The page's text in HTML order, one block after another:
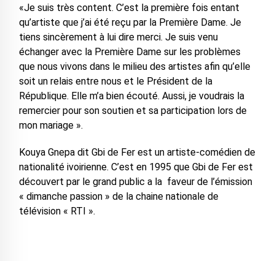
«Je suis très content. C’est la première fois entant
qu’artiste que j’ai été reçu par la Première Dame. Je
tiens sincèrement à lui dire merci. Je suis venu
échanger avec la Première Dame sur les problèmes
que nous vivons dans le milieu des artistes afin qu’elle
soit un relais entre nous et le Président de la
République. Elle m’a bien écouté. Aussi, je voudrais la
remercier pour son soutien et sa participation lors de
mon mariage ».
Kouya Gnepa dit Gbi de Fer est un artiste-comédien de
nationalité ivoirienne. C’est en 1995 que Gbi de Fer est
découvert par le grand public a la faveur de l’émission
« dimanche passion » de la chaine nationale de
télévision « RTI ».